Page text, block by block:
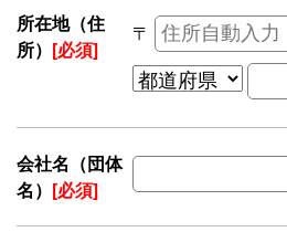
所在地（住
所） [必須]
〒
会社名（団体
名） [必須]